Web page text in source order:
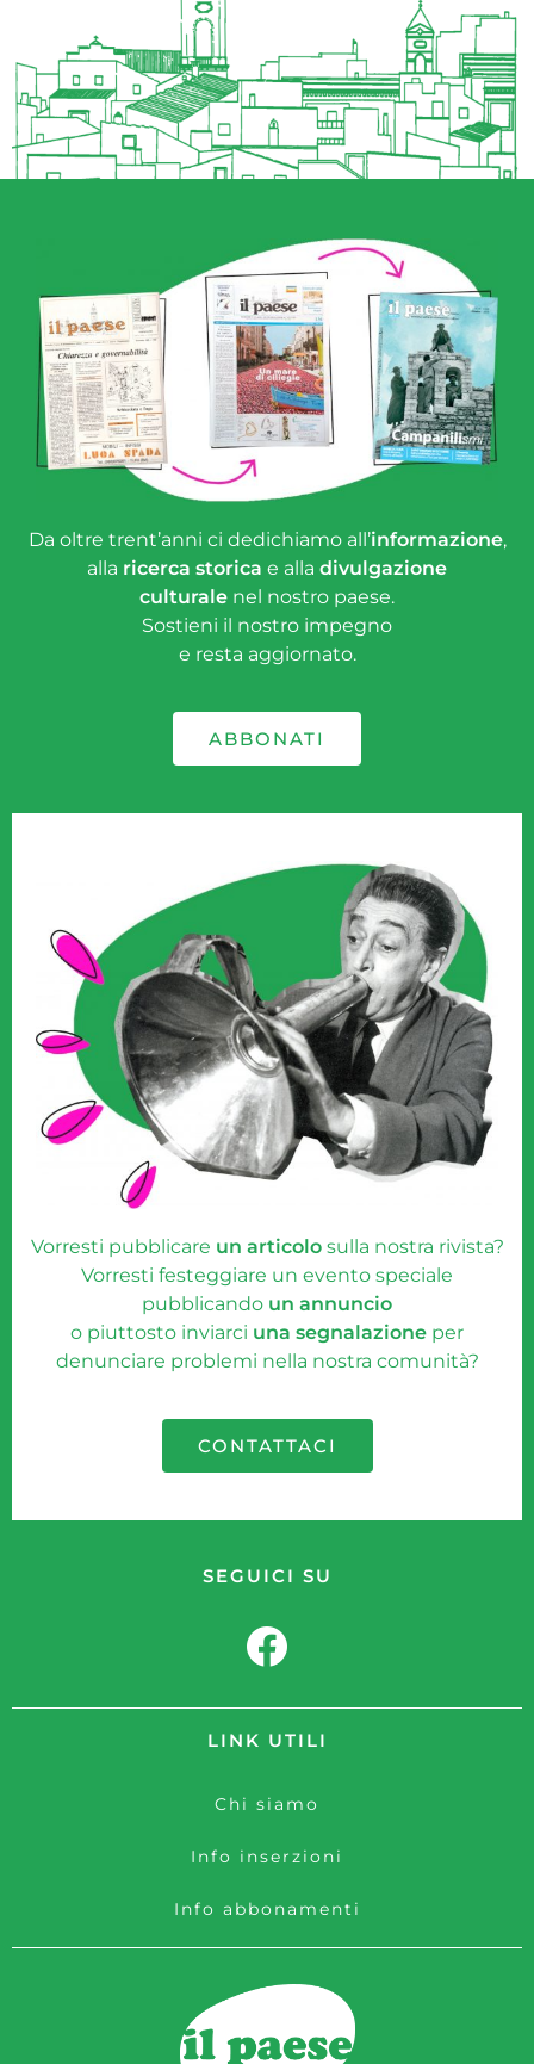
Da oltre trent’anni ci dedichiamo all’informazione,
alla ricerca storica e alla divulgazione
culturale nel nostro paese.
Sostieni il nostro impegno
e resta aggiornato.
ABBONATI
Vorresti pubblicare un articolosulla nostra rivista?
Vorresti festeggiare un evento speciale
pubblicando un annuncio
o piuttosto inviarci una segnalazione per
denunciare problemi nella nostra comunità?
CONTATTACI
LINK UTILI
Chi siamo
Info inserzioni
Info abbonamenti
SEGUICI SU